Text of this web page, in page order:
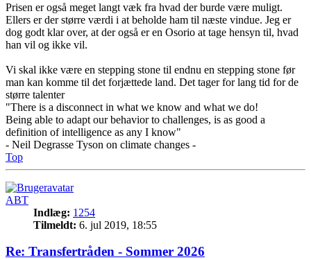
Prisen er også meget langt væk fra hvad der burde være muligt.
Ellers er der større værdi i at beholde ham til næste vindue. Jeg er
dog godt klar over, at der også er en Osorio at tage hensyn til, hvad
han vil og ikke vil.
Vi skal ikke være en stepping stone til endnu en stepping stone før
man kan komme til det forjættede land. Det tager for lang tid for de
større talenter
"There is a disconnect in what we know and what we do!
Being able to adapt our behavior to challenges, is as good a
definition of intelligence as any I know"
- Neil Degrasse Tyson on climate changes -
Top
ABT
Indlæg: 1254
Tilmeldt: 6. jul 2019, 18:55
Re: Transfertråden - Sommer 2026